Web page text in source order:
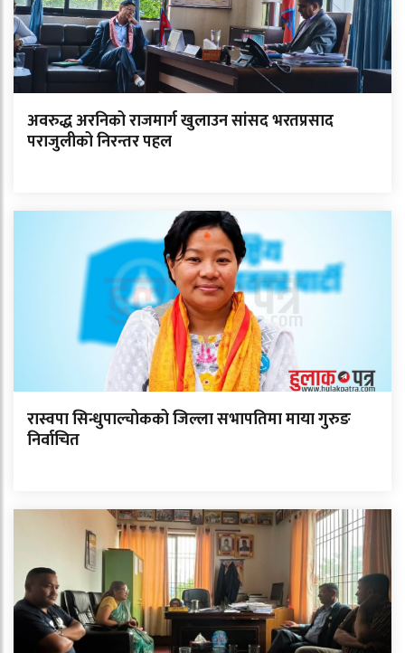
अवरुद्ध अरनिको राजमार्ग खुलाउन सांसद भरतप्रसाद
पराजुलीको निरन्तर पहल
रास्वपा सिन्धुपाल्चोकको जिल्ला सभापतिमा माया गुरुङ
निर्वाचित